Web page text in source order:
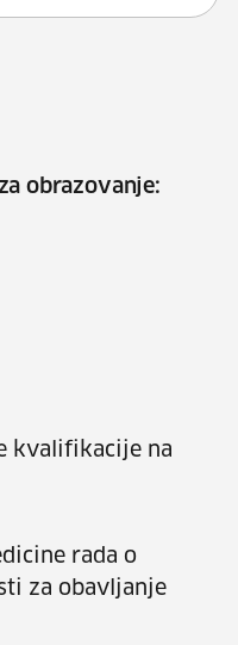
obrazovanje:
kvalifikacije na
rada o
za obavljanje